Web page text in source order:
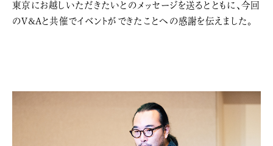
東京にお越しいただきたいとのメッセージを送るとともに、今回
のV&Aと共催でイベントができたことへの感謝を伝えました。